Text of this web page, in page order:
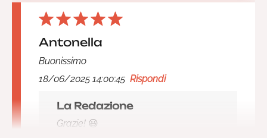
Antonella
Buonissimo
18/06/2025 14:00:45 Rispondi
La Redazione
Grazie! 😃